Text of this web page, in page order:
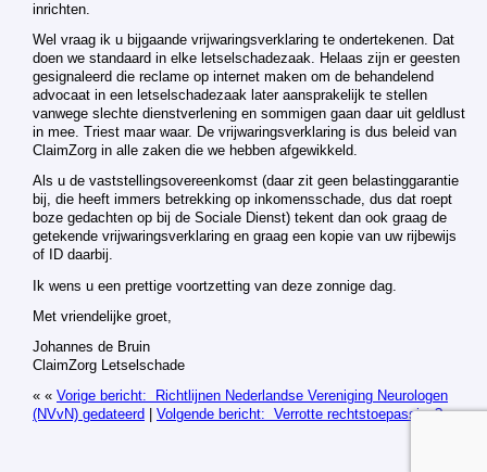
inrichten.
Wel vraag ik u bijgaande vrijwaringsverklaring te ondertekenen. Dat
doen we standaard in elke letselschadezaak. Helaas zijn er geesten
gesignaleerd die reclame op internet maken om de behandelend
advocaat in een letselschadezaak later aansprakelijk te stellen
vanwege slechte dienstverlening en sommigen gaan daar uit geldlust
in mee. Triest maar waar. De vrijwaringsverklaring is dus beleid van
ClaimZorg in alle zaken die we hebben afgewikkeld.
Als u de vaststellingsovereenkomst (daar zit geen belastinggarantie
bij, die heeft immers betrekking op inkomensschade, dus dat roept
boze gedachten op bij de Sociale Dienst) tekent dan ook graag de
getekende vrijwaringsverklaring en graag een kopie van uw rijbewijs
of ID daarbij.
Ik wens u een prettige voortzetting van deze zonnige dag.
Met vriendelijke groet,
Johannes de Bruin
ClaimZorg Letselschade
« « Vorige bericht: Richtlijnen Nederlandse Vereniging Neurologen
(NVvN) gedateerd
Volgende bericht: Verrotte rechtstoepassing?» »